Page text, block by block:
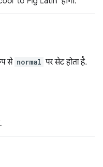
से normal पर सेट होता है.